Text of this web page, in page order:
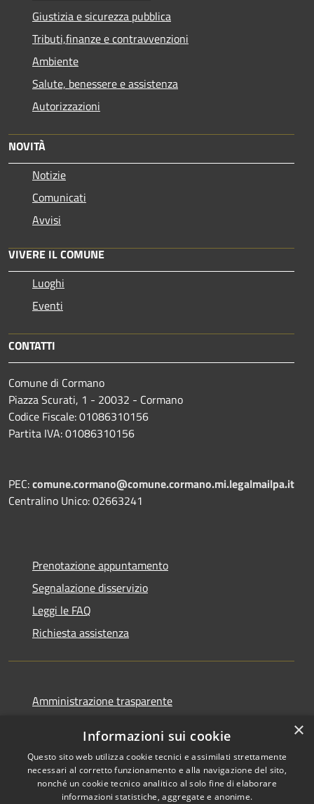
Giustizia e sicurezza pubblica
Tributi,finanze e contravvenzioni
Ambiente
Salute, benessere e assistenza
Autorizzazioni
NOVITÀ
Notizie
Comunicati
Avvisi
VIVERE IL COMUNE
Luoghi
Eventi
CONTATTI
Comune di Cormano
Piazza Scurati, 1 - 20032 - Cormano
Codice Fiscale: 01086310156
Partita IVA: 01086310156
PEC:comune.cormano@comune.cormano.mi.legalmailpa.it
Centralino Unico: 02663241
Prenotazione appuntamento
Segnalazione disservizio
Leggi le FAQ
Richiesta assistenza
Amministrazione trasparente
Dichiarazione di accessibilità
×
Informazioni sui cookie
Questo sito web utilizza cookie tecnici e assimilati strettamente
necessari al corretto funzionamento e alla navigazione del sito,
nonché un cookie tecnico analitico al solo fine di elaborare
informazioni statistiche, aggregate e anonime.